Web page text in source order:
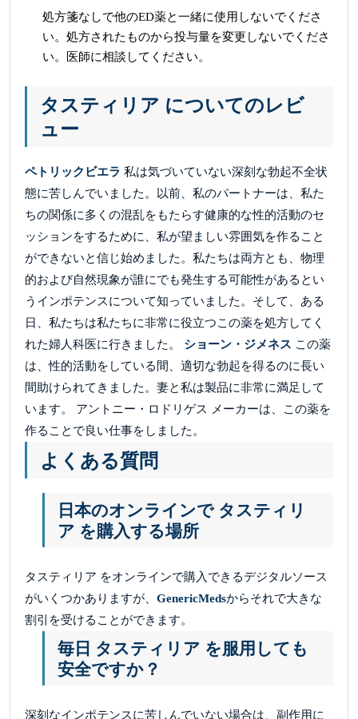
処方箋なしで他のED薬と一緒に使用しないでくださ
い。処方されたものから投与量を変更しないでくださ
い。医師に相談してください。
タスティリア についてのレビ
ュー
ペトリックビエラ 私は気づいていない深刻な勃起不全状
態に苦しんでいました。以前、私のパートナーは、私た
ちの関係に多くの混乱をもたらす健康的な性的活動のセ
ッションをするために、私が望ましい雰囲気を作ること
ができないと信じ始めました。私たちは両方とも、物理
的および自然現象が誰にでも発生する可能性があるとい
うインポテンスについて知っていました。そして、ある
日、私たちは私たちに非常に役立つこの薬を処方してく
れた婦人科医に行きました。 ショーン・ジメネス この薬
は、性的活動をしている間、適切な勃起を得るのに長い
間助けられてきました。妻と私は製品に非常に満足して
います。 アントニー・ロドリゲス メーカーは、この薬を
作ることで良い仕事をしました。
よくある質問
日本のオンラインで タスティリ
ア を購入する場所
タスティリア をオンラインで購入できるデジタルソース
がいくつかありますが、 GenericMedsからそれで大きな
割引を受けることができます。
毎日 タスティリア を服用しても
安全ですか？
深刻なインポテンスに苦しんでいない場合は、副作用に